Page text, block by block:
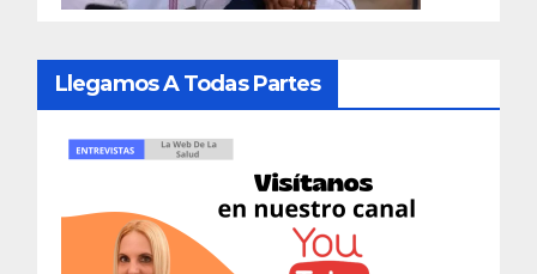
Llegamos A Todas Partes